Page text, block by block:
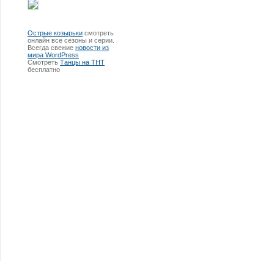
Острые козырьки смотреть
онлайн все сезоны и серии.
Всегда свежие новости из
мира WordPress
Смотреть Танцы на ТНТ
бесплатно